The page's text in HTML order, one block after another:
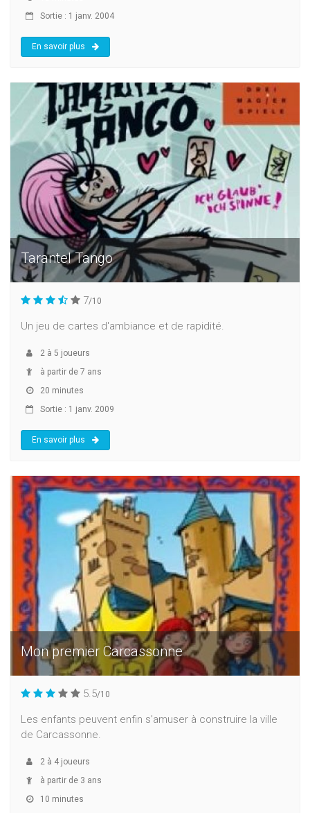
Sortie : 1 janv. 2004
En savoir plus
Tarantel Tango
7/10
Un jeu de cartes d'ambiance et de rapidité.
2 à 5 joueurs
à partir de 7 ans
20 minutes
Sortie : 1 janv. 2009
En savoir plus
Mon premier Carcassonne
5.5/10
Les enfants peuvent enfin s'amuser à construire la ville
de Carcassonne.
2 à 4 joueurs
à partir de 3 ans
10 minutes